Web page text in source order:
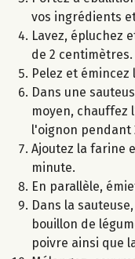
vos ingrédients
Lavez, épluchez
de 2 centimètres.
Pelez et émincez
Dans une
moyen,
l'oignon pendant
Ajoutez la farine
minute.
En parallèle,
Dans la
bouillon de
poivre ainsi que